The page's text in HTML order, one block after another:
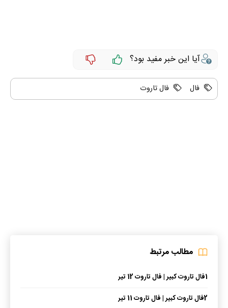
آیا این خبر مفید بود؟
فال فال تاروت
مطالب مرتبط
1فال تاروت کبیر | فال تاروت 12 تیر
2فال تاروت کبیر | فال تاروت 11 تیر